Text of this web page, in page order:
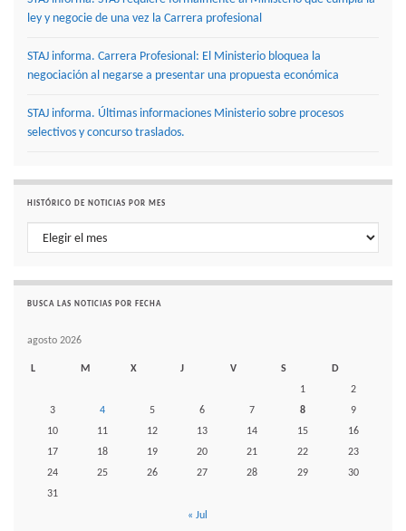
ley y negocie de una vez la Carrera profesional
STAJ informa. Carrera Profesional: El Ministerio bloquea la
negociación al negarse a presentar una propuesta económica
STAJ informa. Últimas informaciones Ministerio sobre procesos
selectivos y concurso traslados.
HISTÓRICO DE NOTICIAS POR MES
Histórico de noticias por mes
BUSCA LAS NOTICIAS POR FECHA
agosto 2026
L M X J V S
D
1
2
3
4 5 6 7 8
9
10
11 12 13 14 15
16
17
18 19 20 21 22
23
24
25 26 27 28 29
30
31
« Jul